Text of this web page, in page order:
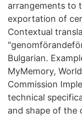
arrangements to
exportation of
Contextual
Bulgarian.
MyMemory,
Commission
technical
and shape of the